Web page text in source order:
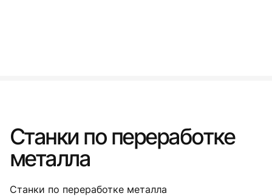
Станки по переработке
металла
Станки по переработке металла